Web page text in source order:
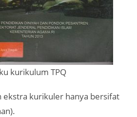
kurikulum TPQ
ekstra kurikuler hanya bersifat